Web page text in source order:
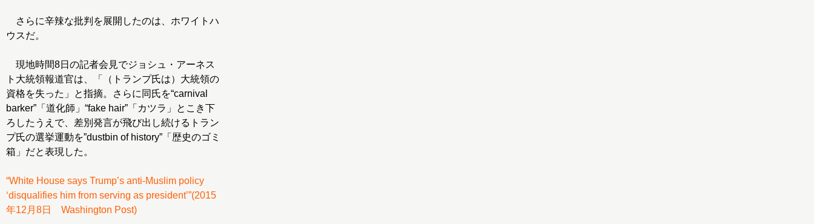
さらに辛辣な批判を展開したのは、ホワイトハ
ウスだ。
現地時間8日の記者会見でジョシュ・アーネス
ト大統領報道官は、「（トランプ氏は）大統領の
資格を失った」と指摘。さらに同氏を“carnival
barker”「道化師」“fake hair”「カツラ」とこき下
ろしたうえで、差別発言が飛び出し続けるトラン
プ氏の選挙運動を”dustbin of history”「歴史のゴミ
箱」だと表現した。
“White House says Trump’s anti-Muslim policy
‘disqualifies him from serving as president’”(2015
年12月8日 Washington Post)